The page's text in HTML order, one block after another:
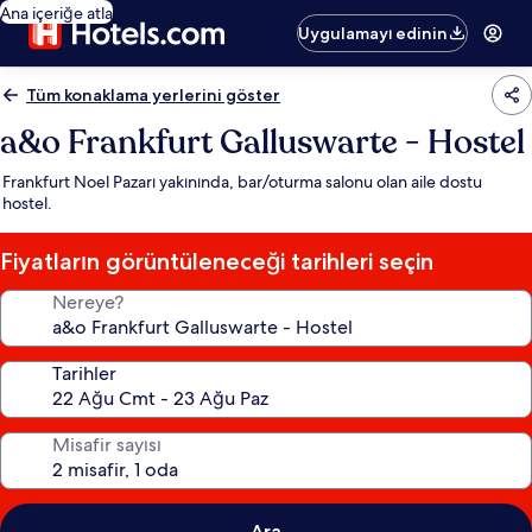
Ana içeriğe atla
Uygulamayı edinin
Tüm konaklama yerlerini göster
a&o Frankfurt Galluswarte - Hostel
Frankfurt Noel Pazarı yakınında, bar/oturma salonu olan aile dostu
hostel.
Fiyatların görüntüleneceği tarihleri seçin
Nereye?
Tarihler
Misafir sayısı